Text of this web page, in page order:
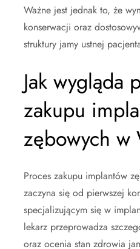
Ważne jest jednak to, że
konserwacji oraz
struktury jamy ustnej
Jak wygląda
zakupu
zębowych w
Proces zakupu implantów
zaczyna się od pierwszej
specjalizującym się w
lekarz przeprowadza
oraz ocenia stan zdrowia